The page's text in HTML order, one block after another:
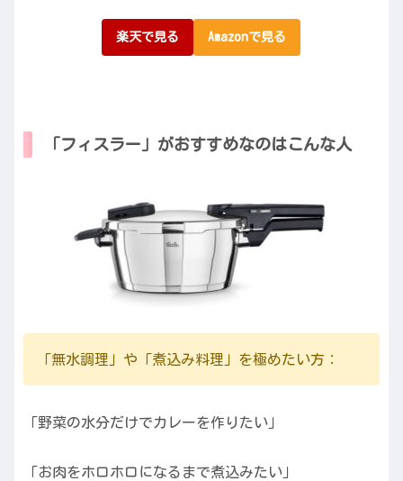
楽天で見る Amazonで見る
「フィスラー」がおすすめなのはこんな人
「無水調理」や「煮込み料理」を極めたい方：
「野菜の水分だけでカレーを作りたい」
「お肉をホロホロになるまで煮込みたい」